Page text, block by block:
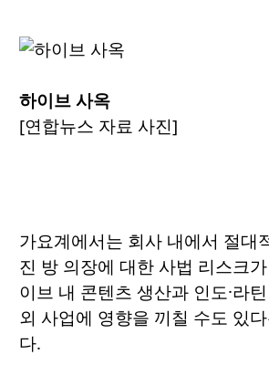
하이브 사옥
[연합뉴스 자료 사진]
가요계에서는 회사 내에서 절대
진 방 의장에 대한 사법 리스크
이브 내 콘텐츠 생산과 인도·라
외 사업에 영향을 끼칠 수도 있
다.